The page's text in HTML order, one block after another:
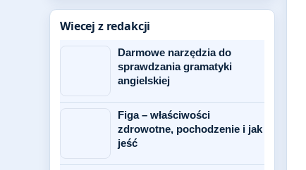
Wiecej z redakcji
Darmowe narzędzia do
sprawdzania gramatyki
angielskiej
Figa – właściwości
zdrowotne, pochodzenie i jak
jeść